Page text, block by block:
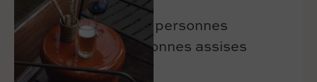
Privatisation : 30 personnes
debouts, 20 personnes assises